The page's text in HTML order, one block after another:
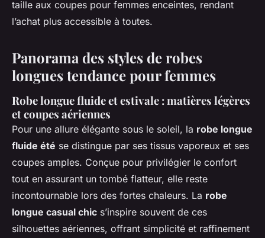
taille aux coupes pour femmes enceintes, rendant
l’achat plus accessible à toutes.
Panorama des styles de robes
longues tendance pour femmes
Robe longue fluide et estivale : matières légères
et coupes aériennes
Pour une allure élégante sous le soleil, la robe longue
fluide été se distingue par ses tissus vaporeux et ses
coupes amples. Conçue pour privilégier le confort
tout en assurant un tombé flatteur, elle reste
incontournable lors des fortes chaleurs. La robe
longue casual chic s’inspire souvent de ces
silhouettes aériennes, offrant simplicité et raffinement